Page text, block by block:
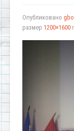
Опубликовано
размер 1200×1600